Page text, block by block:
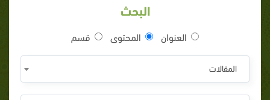
البحث
العنوان المحتوى قسم
المقالات